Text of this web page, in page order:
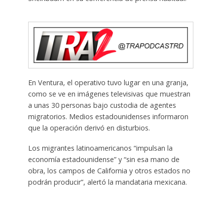
En Ventura, el operativo tuvo lugar en una granja,
como se ve en imágenes televisivas que muestran
a unas 30 personas bajo custodia de agentes
migratorios. Medios estadounidenses informaron
que la operación derivó en disturbios.
Los migrantes latinoamericanos “impulsan la
economía estadounidense” y “sin esa mano de
obra, los campos de California y otros estados no
podrán producir”, alertó la mandataria mexicana.